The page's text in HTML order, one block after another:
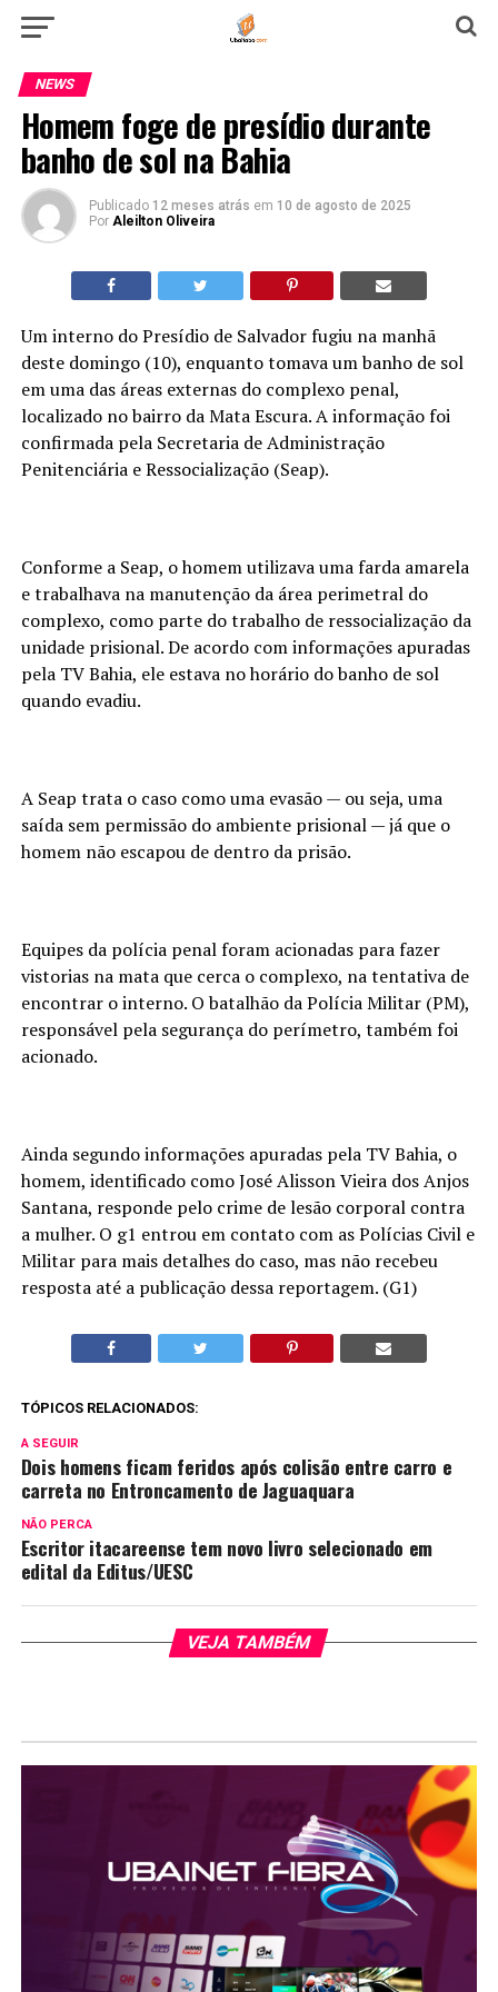
NEWS
Homem foge de presídio durante
banho de sol na Bahia
Publicado 12 meses atrás em 10 de agosto de 2025
Por Aleilton Oliveira
Um interno do Presídio de Salvador fugiu na manhã
deste domingo (10), enquanto tomava um banho de sol
em uma das áreas externas do complexo penal,
localizado no bairro da Mata Escura. A informação foi
confirmada pela Secretaria de Administração
Penitenciária e Ressocialização (Seap).
Conforme a Seap, o homem utilizava uma farda amarela
e trabalhava na manutenção da área perimetral do
complexo, como parte do trabalho de ressocialização da
unidade prisional. De acordo com informações apuradas
pela TV Bahia, ele estava no horário do banho de sol
quando evadiu.
A Seap trata o caso como uma evasão — ou seja, uma
saída sem permissão do ambiente prisional — já que o
homem não escapou de dentro da prisão.
Equipes da polícia penal foram acionadas para fazer
vistorias na mata que cerca o complexo, na tentativa de
encontrar o interno. O batalhão da Polícia Militar (PM),
responsável pela segurança do perímetro, também foi
acionado.
Ainda segundo informações apuradas pela TV Bahia, o
homem, identificado como José Alisson Vieira dos Anjos
Santana, responde pelo crime de lesão corporal contra
a mulher. O g1 entrou em contato com as Polícias Civil e
Militar para mais detalhes do caso, mas não recebeu
resposta até a publicação dessa reportagem. (G1)
TÓPICOS RELACIONADOS:
A SEGUIR
Dois homens ficam feridos após colisão entre carro e
carreta no Entroncamento de Jaguaquara
NÃO PERCA
Escritor itacareense tem novo livro selecionado em
edital da Editus/UESC
VEJA TAMBÉM